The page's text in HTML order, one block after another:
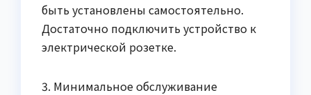
быть установлены самостоятельно.
Достаточно подключить устройство к
электрической розетке.
3. Минимальное обслуживание